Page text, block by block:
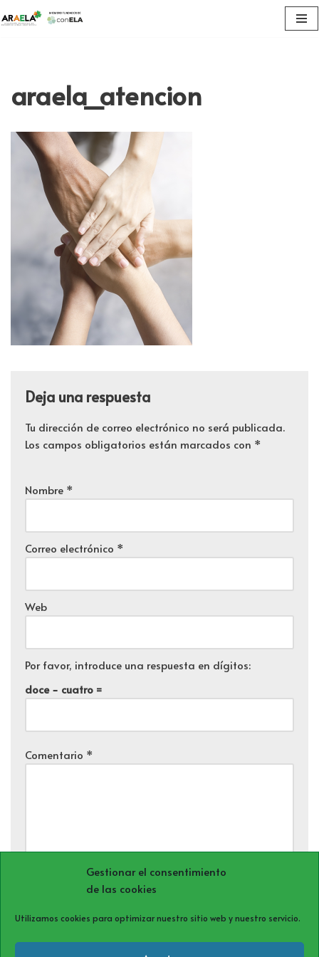
Gestionar el consentimiento
de las cookies
Utilizamos cookies para optimizar nuestro sitio web y nuestro servicio.
araela_atencion
Deja una respuesta
Tu dirección de correo electrónico no será publicada.
Los campos obligatorios están marcados con *
Nombre *
Correo electrónico *
Web
Por favor, introduce una respuesta en dígitos:
doce − cuatro =
Comentario *